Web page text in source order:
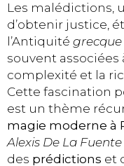
Les malédictions,
d’obtenir justice,
l’Antiquité
souvent associées
complexité et la
Cette fascination
est un thème
magie moderne à
Alexis De La Fuente
des prédictions et